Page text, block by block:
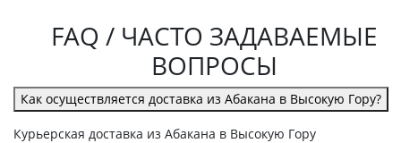
FAQ / ЧАСТО ЗАДАВАЕМЫЕ
ВОПРОСЫ
Как осуществляется доставка из Абакана в Высокую Гору?
Курьерская доставка из Абакана в Высокую Гору